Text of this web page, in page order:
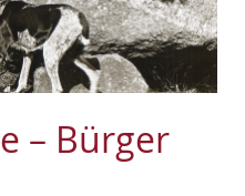
– Bürger